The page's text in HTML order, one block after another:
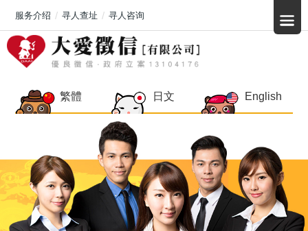
繁體 日文 English
服务介绍 寻人查址 寻人咨询